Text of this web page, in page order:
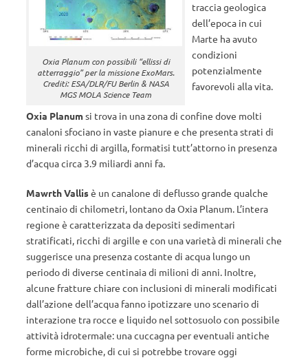
Oxia Planum con possibili “ellissi di
atterraggio” per la missione ExoMars.
Crediti: ESA/DLR/FU Berlin & NASA
MGS MOLA Science Team
traccia geologica
dell’epoca in cui
Marte ha avuto
condizioni
potenzialmente
favorevoli alla vita.
Oxia Planumsi trova in una zona di confine dove molti
canaloni sfociano in vaste pianure e che presenta strati di
minerali ricchi di argilla, formatisi tutt’attorno in presenza
d’acqua circa 3.9 miliardi anni fa.
Mawrth Vallisè un canalone di deflusso grande qualche
centinaio di chilometri, lontano da Oxia Planum. L’intera
regione è caratterizzata da depositi sedimentari
stratificati, ricchi di argille e con una varietà di minerali che
suggerisce una presenza costante di acqua lungo un
periodo di diverse centinaia di milioni di anni. Inoltre,
alcune fratture chiare con inclusioni di minerali modificati
dall’azione dell’acqua fanno ipotizzare uno scenario di
interazione tra rocce e liquido nel sottosuolo con possibile
attività idrotermale: una cuccagna per eventuali antiche
forme microbiche, di cui si potrebbe trovare oggi